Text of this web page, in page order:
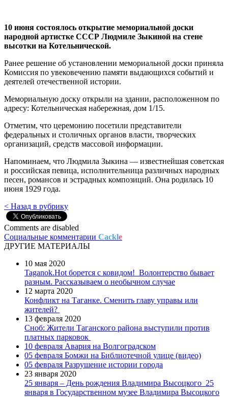
10 июня состоялось открытие мемориальной доски
народной артистке СССР Людмиле Зыкиной на стене
высотки на Котельнической.
Ранее решение об установлении мемориальной доски приняла
Комиссия по увековечению памяти выдающихся событий и
деятелей отечественной истории.
Мемориальную доску открыли на здании, расположенном по
адресу: Котельническая набережная, дом 1/15.
Отметим, что церемонию посетили представители
федеральных и столичных органов власти, творческих
организаций, средств массовой информации.
Напоминаем, что Людмила Зыкина — известнейшая советская
и российская певица, исполнительница различных народных
песен, романсов и эстрадных композиций. Она родилась 10
июня 1929 года.
< Назад в рубрику
Comments are disabled
Социальные комментарии Cackle
ДРУГИЕ МАТЕРИАЛЫ
10 мая 2020
Taganok.Hot борется с ковидом! Волонтерство бывает
разным. Рассказываем о необычном случае
12 марта 2020
Конфликт на Таганке. Сменить главу управы или
жителей?
13 февраля 2020
Сноб: Жители Таганского района выступили против
платных парковок
10 февраля Авария на Волгоградском
05 февраля Бомжи на Библиотечной улице (видео)
05 февраля Разрушение истории города
23 января 2020
25 января – День рождения Владимира Высоцкого 25
января в Государственном музее Владимира Высоцкого